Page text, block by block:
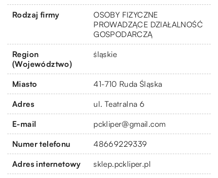
Rodzaj firmy
OSOBY FIZYCZNE
PROWADZĄCE DZIAŁALNOŚĆ
GOSPODARCZĄ
Region
(Województwo)
śląskie
Miasto 41-710 Ruda Śląska
Adres ul. Teatralna 6
E-mail pckliper@gmail.com
Numer telefonu 48669229339
Adres internetowy sklep.pckliper.pl